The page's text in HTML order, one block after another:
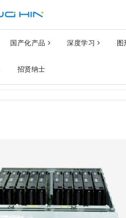
国产化产品 深度学习 图
招贤纳士